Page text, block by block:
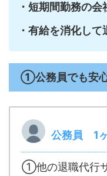
・短期間勤務の
・有給を消化して
①公務員でも安
公務員 1
①他の退職代行